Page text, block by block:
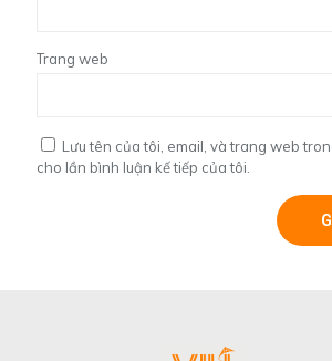
Trang web
Lưu tên của tôi, email, và trang web
cho lần bình luận kế tiếp của tôi.